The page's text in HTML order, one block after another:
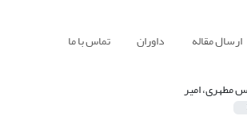
ارسال مقاله داوران تماس با ما
مطهری، امیر